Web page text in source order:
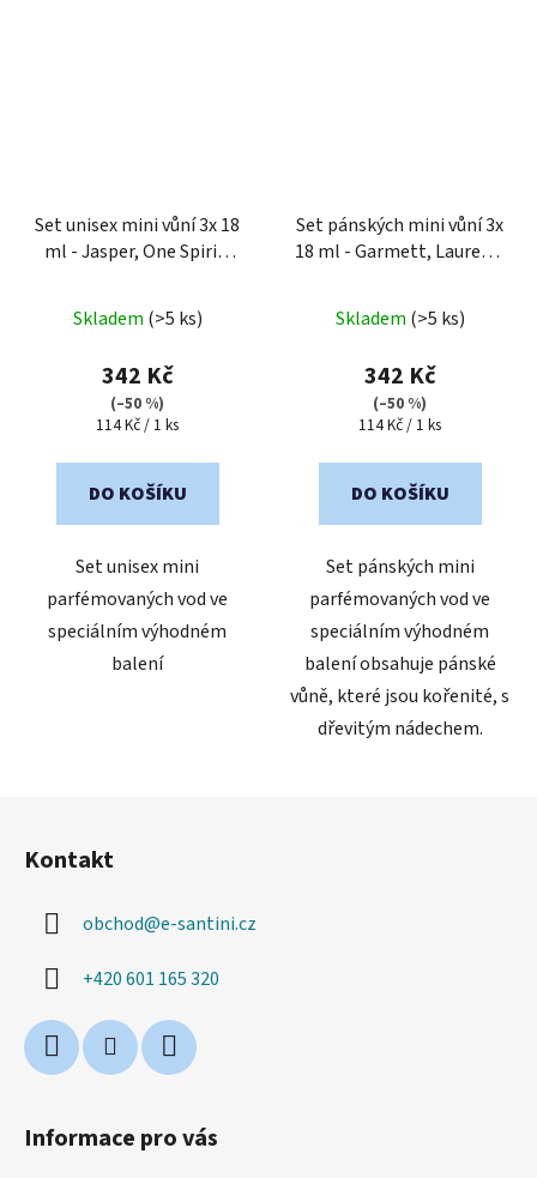
Set unisex mini vůní 3x 18
ml - Jasper, One Spirit,
Skladem (>5 ks)
342 Kč
(–50 %)
Měrná
114 Kč / 1 ks
DO KOŠÍKU
Set unisex mini
parfémovaných vod ve
speciálním výhodném
balení
Set pánských mini vůní 3x
18 ml - Garmett, Laurent,
Skladem (>5 ks)
342 Kč
(–50 %)
Měrná
114 Kč / 1 ks
DO KOŠÍKU
Set pánských mini
parfémovaných vod ve
speciálním výhodném
balení obsahuje pánské
vůně, které jsou kořenité, s
dřevitým nádechem.
Kontakt
obchod@e-santini.cz
+420 601 165 320
Informace pro vás